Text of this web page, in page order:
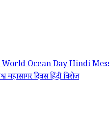
World Ocean Day Hindi
महासागर दिवस हिंदी विशेज